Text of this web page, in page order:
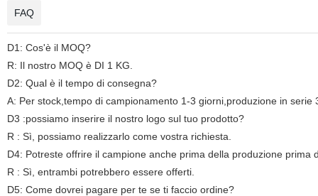
FAQ
D1: Cos'è il MOQ?
R: Il nostro MOQ è DI 1 KG.
D2: Qual è il tempo di consegna?
A: Per stock,tempo di campionamento 1-3 giorni,produzione in
D3 :possiamo inserire il nostro logo sul tuo prodotto?
R : Sì, possiamo realizzarlo come vostra richiesta.
D4: Potreste offrire il campione anche prima della produzione prima
R : Sì, entrambi potrebbero essere offerti.
D5: Come dovrei pagare per te se ti faccio ordine?